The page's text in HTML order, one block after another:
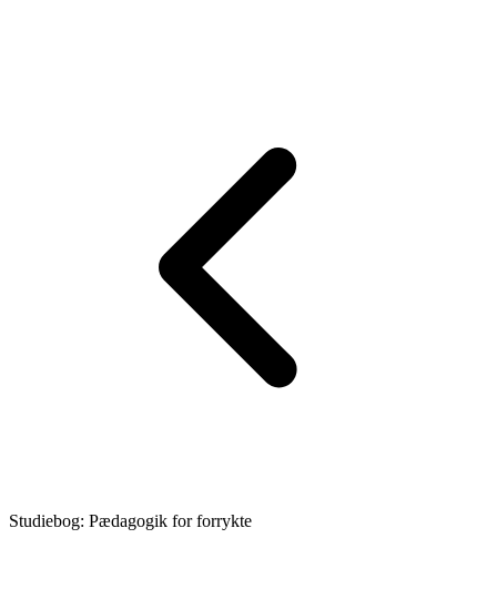
Studiebog: Pædagogik for forrykte